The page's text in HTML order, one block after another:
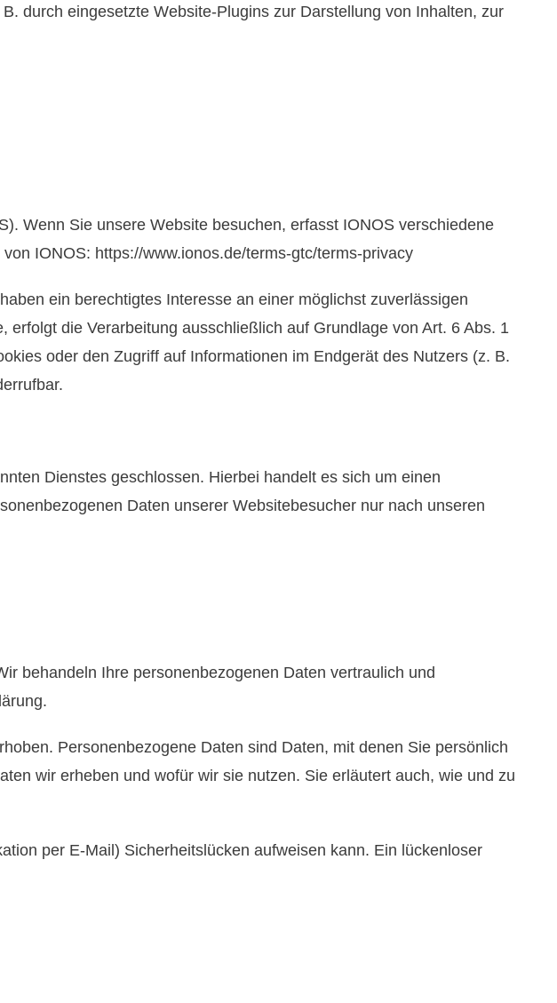
durch eingesetzte Website-Plugins zur Darstellung von Inhalten, zur
Wenn Sie unsere Website besuchen, erfasst IONOS verschiedene
IONOS: https://www.ionos.de/terms-gtc/terms-privacy
ein berechtigtes Interesse an einer möglichst zuverlässigen
die Verarbeitung ausschließlich auf Grundlage von Art. 6 Abs. 1
oder den Zugriff auf Informationen im Endgerät des Nutzers (z. B.
Dienstes geschlossen. Hierbei handelt es sich um einen
Daten unserer Websitebesucher nur nach unseren
behandeln Ihre personenbezogenen Daten vertraulich und
Personenbezogene Daten sind Daten, mit denen Sie persönlich
wir erheben und wofür wir sie nutzen. Sie erläutert auch, wie und zu
per E-Mail) Sicherheitslücken aufweisen kann. Ein lückenloser